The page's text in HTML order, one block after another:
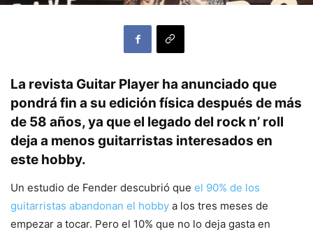
La revista Guitar Player ha anunciado que
pondrá fin a su edición física después de más
de 58 años, ya que el legado del rock n’ roll
deja a menos guitarristas interesados ​​en
este hobby.
Un estudio de Fender descubrió que el 90% de los
guitarristas abandonan el hobby a los tres meses de
empezar a tocar. Pero el 10% que no lo deja gasta en